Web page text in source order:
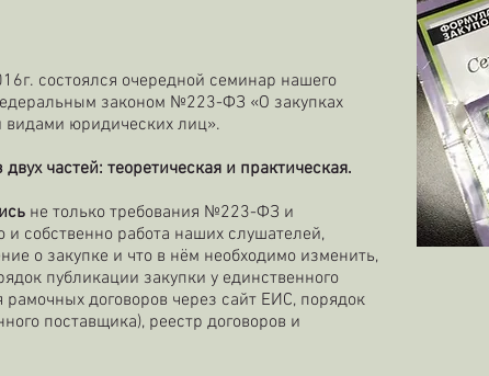
состоялся очередной семинар нашего
законом №223-ФЗ «О закупках
видами юридических лиц».
частей: теоретическая и практическая.
не только требования №223-ФЗ и
и собственно работа наших слушателей,
о закупке и что в нём необходимо изменить,
публикации закупки у единственного
договоров через сайт ЕИС, порядок
поставщика), реестр договоров и